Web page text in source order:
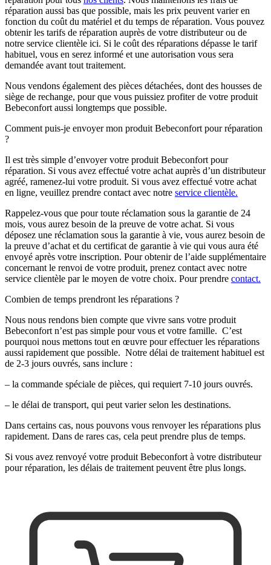
réparation aussi bas que possible, mais les prix peuvent varier en
fonction du coût du matériel et du temps de réparation. Vous pouvez
obtenir les tarifs de réparation auprès de votre distributeur ou de
notre service clientèle ici. Si le coût des réparations dépasse le tarif
habituel, vous en serez informé et une autorisation vous sera
demandée avant tout traitement.
Nous vendons également des pièces détachées, dont des housses de
siège de rechange, pour que vous puissiez profiter de votre produit
Bebeconfort aussi longtemps que possible.
Comment puis-je envoyer mon produit Bebeconfort pour réparation
?
Il est très simple d’envoyer votre produit Bebeconfort pour
réparation. Si vous avez effectué votre achat auprès d’un distributeur
agréé, ramenez-lui votre produit. Si vous avez effectué votre achat
en ligne, veuillez prendre contact avec notre service clientèle.
Rappelez-vous que pour toute réclamation sous la garantie de 24
mois, vous aurez besoin de la preuve de votre achat. Si vous
déposez une réclamation sous la garantie à vie, vous aurez besoin de
la preuve d’achat et du certificat de garantie à vie qui vous aura été
envoyé après votre inscription. Pour obtenir de l’aide supplémentaire
concernant le renvoi de votre produit, prenez contact avec notre
service clientèle par le moyen de votre choix. Pour prendre contact.
Combien de temps prendront les réparations ?
Nous nous rendons bien compte que vivre sans votre produit
Bebeconfort n’est pas simple pour vous et votre famille. C’est
pourquoi nous mettons tout en œuvre pour effectuer les réparations
aussi rapidement que possible. Notre délai de traitement habituel est
de 2-3 jours ouvrés, sans inclure :
– la commande spéciale de pièces, qui requiert 7-10 jours ouvrés.
– le délai de transport, qui peut varier selon les destinations.
Dans certains cas, nous pouvons vous renvoyer les réparations plus
rapidement. Dans de rares cas, cela peut prendre plus de temps.
Si vous avez renvoyé votre produit Bebeconfort à votre distributeur
pour réparation, les délais de traitement peuvent être plus longs.